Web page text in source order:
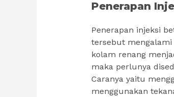
Penerapan
Penerapan injeksi
tersebut mengalami
kolam renang
maka perlunya
Caranya yaitu
menggunakan